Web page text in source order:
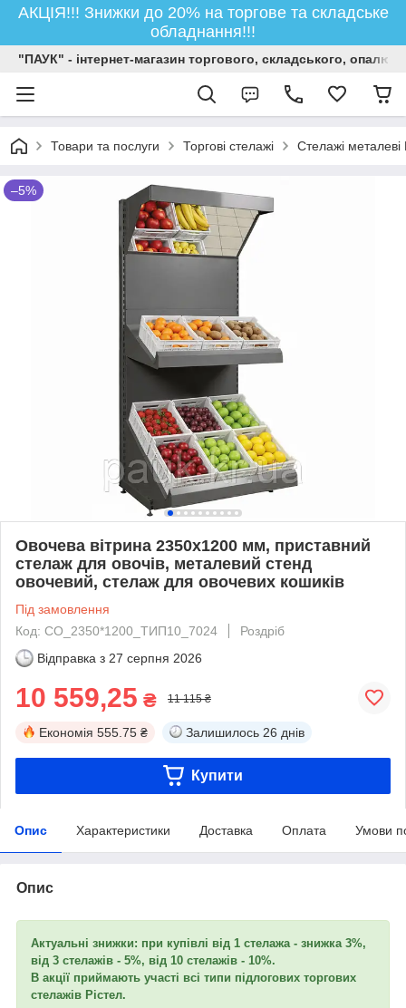
АКЦІЯ!!! Знижки до 20% на торгове та складське
обладнання!!!
"ПАУК" - інтернет-магазин торгового, складського,
Товари та послуги Торгові стелажі Стелажі
–5%
Овочева вітрина 2350х1200 мм, приставний
стелаж для овочів, металевий стенд
овочевий, стелаж для овочевих кошиків
Під замовлення
Код: СО_2350*1200_ТИП10_7024
Роздріб
Відправка з 27 серпня 2026
10 559,25 ₴ 11 115 ₴
Економія 555.75 ₴ Залишилось 26 днів
Купити
Опис Характеристики Доставка Оплата Умови
Опис
Актуальні знижки: при купівлі від 1 стелажа - знижка 3%,
від 3 стелажів - 5%, від 10 стелажів - 10%.
В акції приймають участі всі типи підлогових торгових
стелажів Рістел.